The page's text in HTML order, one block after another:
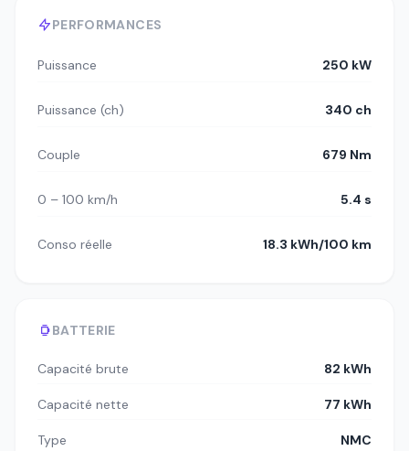
PERFORMANCES
Puissance 250 kW
Puissance (ch) 340 ch
Couple 679 Nm
0 – 100 km/h 5.4 s
Conso réelle 18.3 kWh/100 km
BATTERIE
Capacité brute 82 kWh
Capacité nette 77 kWh
Type NMC